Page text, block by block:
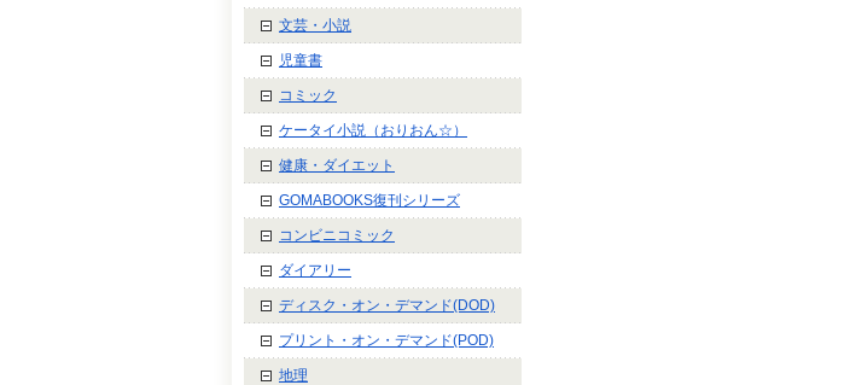
文芸・小説
児童書
コミック
ケータイ小説（おりおん☆）
健康・ダイエット
GOMABOOKS復刊シリーズ
コンビニコミック
ダイアリー
ディスク・オン・デマンド(DOD)
プリント・オン・デマンド(POD)
地理